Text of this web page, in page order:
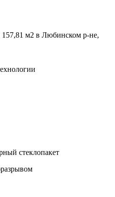
м2 в Любинском р-не,
стеклопакет